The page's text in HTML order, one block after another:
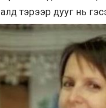
тэрээр дууг нь